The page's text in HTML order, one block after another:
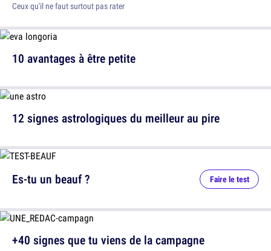
Ceux qu'il ne faut surtout pas rater
10 avantages à être petite
12 signes astrologiques du meilleur au pire
Es-tu un beauf ? Faire le test
+40 signes que tu viens de la campagne